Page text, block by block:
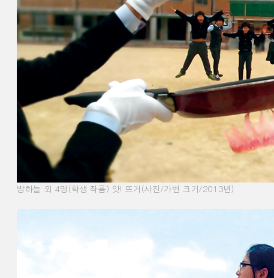
방하늘 외 4명(학생 작품) 앗! 뜨거(사진/가변 크기/2013년)